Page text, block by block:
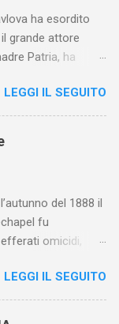
ha esordito
grande attore
Patria, ha
la piena
di rinnovare
teatrale
LEGGI IL SEGUITO
del 1888 il
fu
omicidi,
lo Squartatore la
Paul Begg in
, edito da
LEGGI IL SEGUITO